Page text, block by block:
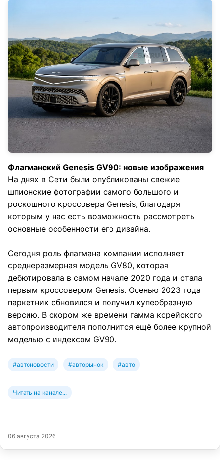
Флагманский Genesis GV90: новые изображения
На днях в Сети были опубликованы свежие
шпионские фотографии самого большого и
роскошного кроссовера Genesis, благодаря
которым у нас есть возможность рассмотреть
основные особенности его дизайна.
Сегодня роль флагмана компании исполняет
среднеразмерная модель GV80, которая
дебютировала в самом начале 2020 года и стала
первым кроссовером Genesis. Осенью 2023 года
паркетник обновился и получил купеобразную
версию. В скором же времени гамма корейского
автопроизводителя пополнится ещё более крупной
моделью с индексом GV90.
#автоновости #авторынок #авто
Читать на канале...
06 августа 2026